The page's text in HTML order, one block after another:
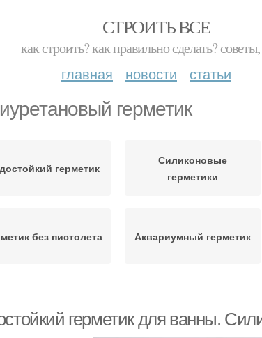
СТРОИТЬ ВСЕ
как строить? как правильно сделать?
главная новости статьи
герметик
герметик
Силиконовые
герметики
без пистолета Аквариумный герметик
герметиком
герметик для ванны.